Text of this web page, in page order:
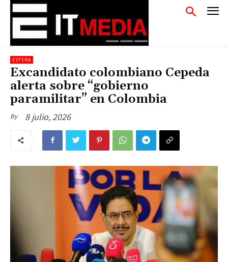
ESFERA
Excandidato colombiano Cepeda
alerta sobre “gobierno
paramilitar” en Colombia
By 8 julio, 2026